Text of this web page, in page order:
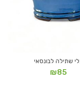
שתילה לבונסאי
₪85